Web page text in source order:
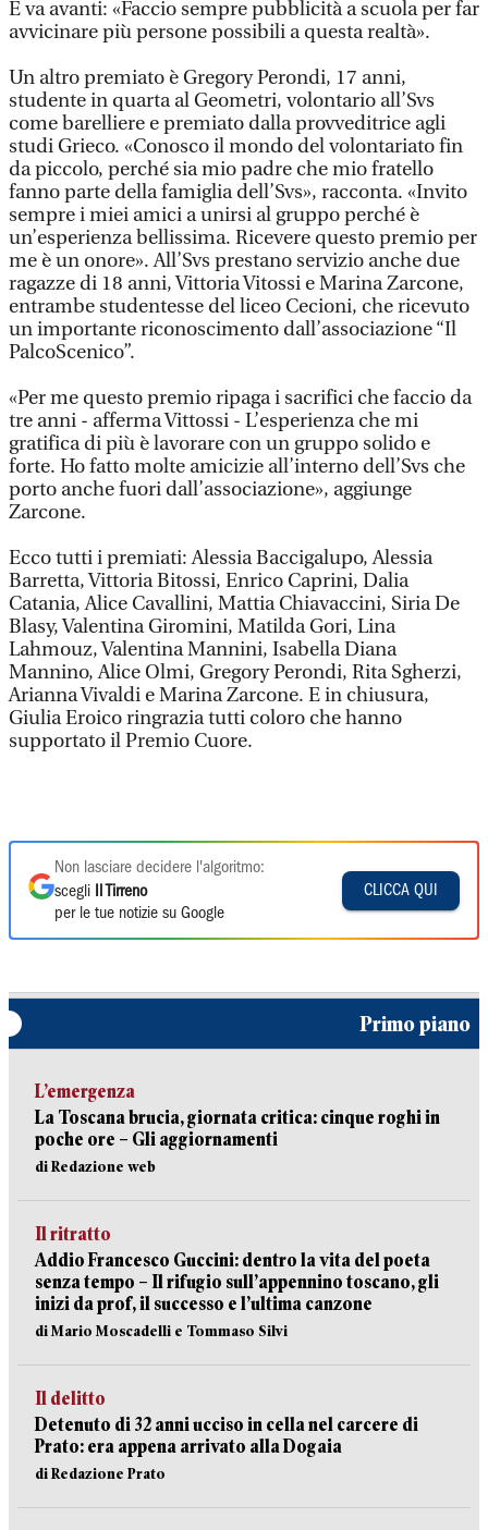
E va avanti: «Faccio sempre pubblicità a scuola per far
avvicinare più persone possibili a questa realtà».
Un altro premiato è Gregory Perondi, 17 anni,
studente in quarta al Geometri, volontario all’Svs
come barelliere e premiato dalla provveditrice agli
studi Grieco. «Conosco il mondo del volontariato fin
da piccolo, perché sia mio padre che mio fratello
fanno parte della famiglia dell’Svs», racconta. «Invito
sempre i miei amici a unirsi al gruppo perché è
un’esperienza bellissima. Ricevere questo premio per
me è un onore». All’Svs prestano servizio anche due
ragazze di 18 anni, Vittoria Vitossi e Marina Zarcone,
entrambe studentesse del liceo Cecioni, che ricevuto
un importante riconoscimento dall’associazione “Il
PalcoScenico”.
«Per me questo premio ripaga i sacrifici che faccio da
tre anni - afferma Vittossi - L’esperienza che mi
gratifica di più è lavorare con un gruppo solido e
forte. Ho fatto molte amicizie all’interno dell’Svs che
porto anche fuori dall’associazione», aggiunge
Zarcone.
Ecco tutti i premiati: Alessia Baccigalupo, Alessia
Barretta, Vittoria Bitossi, Enrico Caprini, Dalia
Catania, Alice Cavallini, Mattia Chiavaccini, Siria De
Blasy, Valentina Giromini, Matilda Gori, Lina
Lahmouz, Valentina Mannini, Isabella Diana
Mannino, Alice Olmi, Gregory Perondi, Rita Sgherzi,
Arianna Vivaldi e Marina Zarcone. E in chiusura,
Giulia Eroico ringrazia tutti coloro che hanno
supportato il Premio Cuore.
Non lasciare decidere l'algoritmo:
scegli
Il Tirreno
per le tue notizie su Google
CLICCA QUI
Primo piano
L’emergenza
La Toscana brucia, giornata critica: cinque roghi in
poche ore – Gli aggiornamenti
di Redazione web
Il ritratto
Addio Francesco Guccini: dentro la vita del poeta
senza tempo – Il rifugio sull’appennino toscano, gli
inizi da prof, il successo e l’ultima canzone
di Mario Moscadelli e Tommaso Silvi
Il delitto
Detenuto di 32 anni ucciso in cella nel carcere di
Prato: era appena arrivato alla Dogaia
di Redazione Prato